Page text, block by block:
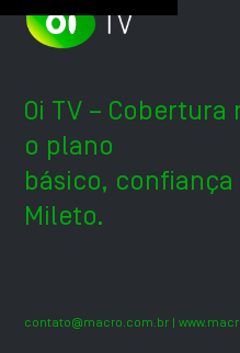
Oi TV –
o plano
básico,
Mileto.
contato@macro.com.br |